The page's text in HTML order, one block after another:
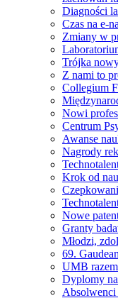
Diagności
Czas na e-
Zmiany w
Trójka
Z nami to
Collegium
Nowi
Centrum
Awanse
Nagrody
Krok od
Nowe
Granty
Młodzi,
69.
UMB
Dyplomy